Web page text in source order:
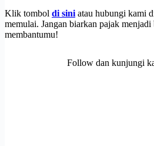
Klik tombol di sini atau hubungi kami
memulai. Jangan biarkan pajak
membantumu!
Follow dan kunjungi